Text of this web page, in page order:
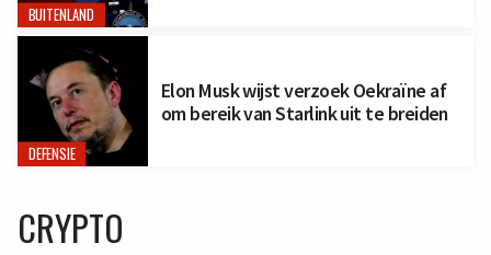
BUITENLAND
DEFENSIE
Elon Musk wijst verzoek Oekraïne af
om bereik van Starlink uit te breiden
CRYPTO